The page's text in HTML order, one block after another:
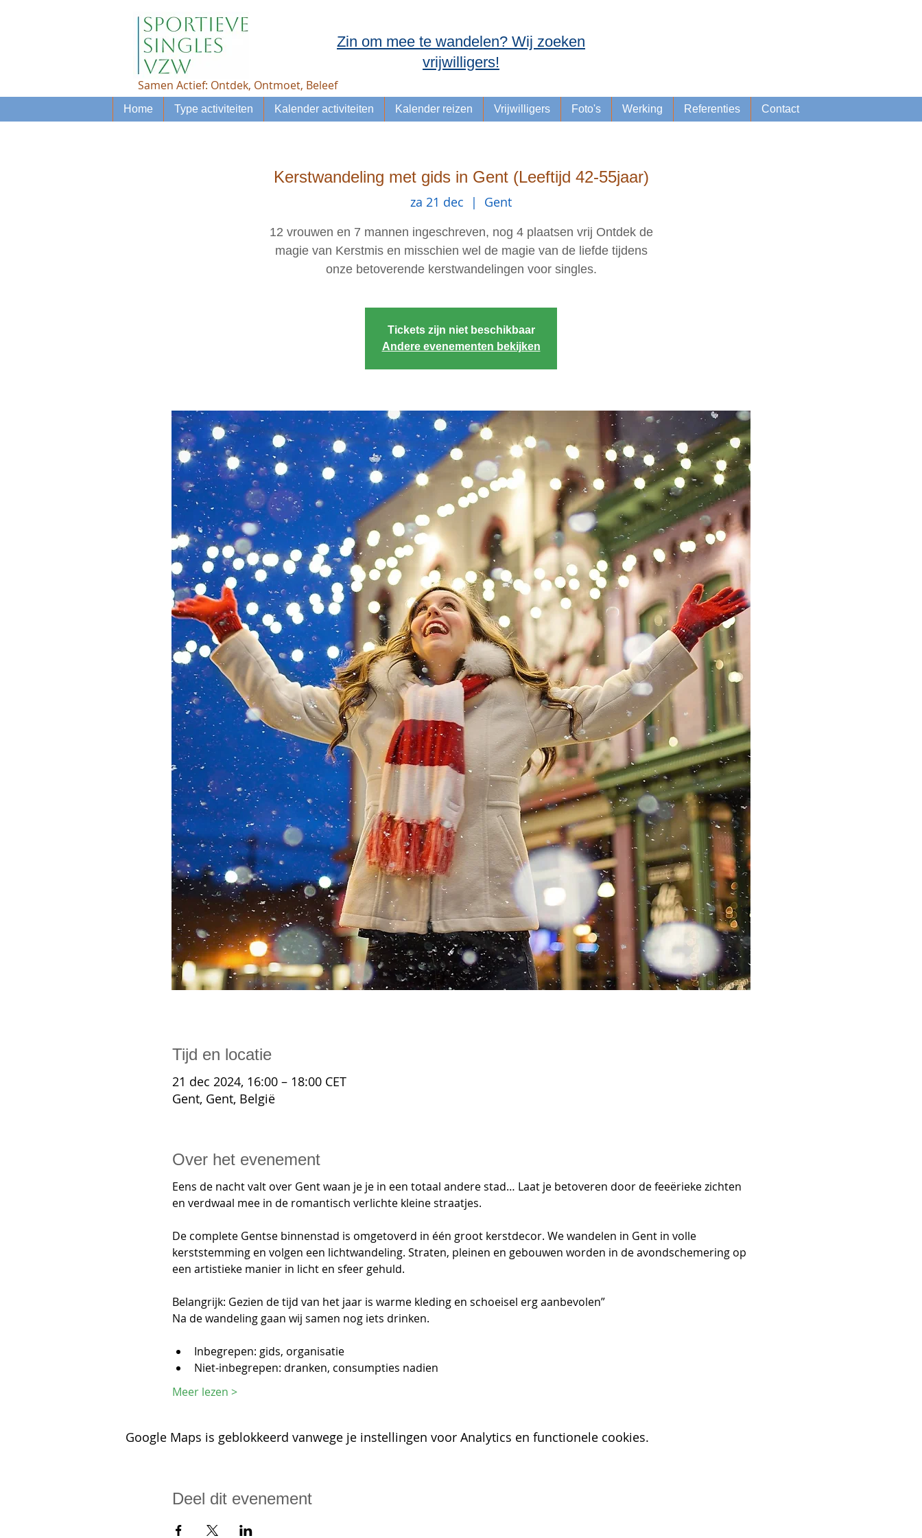
Samen Actief: Ontdek, Ontmoet, Beleef
Zin om mee te wandelen? Wij zoeken
vrijwilligers!
Home Type activiteiten Kalender activiteiten Kalender reizen Vrijwilligers Foto's Werking Referenties Contact
Kerstwandeling met gids in Gent (Leeftijd 42-55jaar)
za 21 dec
  |
Gent
12 vrouwen en 7 mannen ingeschreven, nog 4 plaatsen vrij Ontdek de
magie van Kerstmis en misschien wel de magie van de liefde tijdens
onze betoverende kerstwandelingen voor singles.
Tickets zijn niet beschikbaar
Andere evenementen bekijken
Tijd en locatie
21 dec 2024, 16:00 – 18:00 CET
Gent, Gent, België
Over het evenement
Eens de nacht valt over Gent waan je je in een totaal andere stad… Laat je betoveren door de feeërieke zichten
en verdwaal mee in de romantisch verlichte kleine straatjes.
De complete Gentse binnenstad is omgetoverd in één groot kerstdecor. We wandelen in Gent in volle
kerststemming en volgen een lichtwandeling. Straten, pleinen en gebouwen worden in de avondschemering op
een artistieke manier in licht en sfeer gehuld.
Belangrijk: Gezien de tijd van het jaar is warme kleding en schoeisel erg aanbevolen”
Na de wandeling gaan wij samen nog iets drinken.
Inbegrepen: gids, organisatie
Niet-inbegrepen: dranken, consumpties nadien
Meer lezen >
Google Maps is geblokkeerd vanwege je instellingen voor Analytics en functionele cookies.
Deel dit evenement